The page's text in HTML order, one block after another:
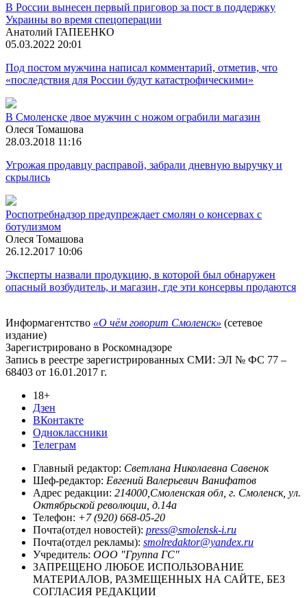
В России вынесен первый приговор за пост в поддержку
Украины во время спецоперации
Анатолий ГАПЕЕНКО
05.03.2022 20:01
Под постом мужчина написал комментарий, отметив, что
«последствия для России будут катастрофическими»
В Смоленске двое мужчин с ножом ограбили магазин
Олеся Томашова
28.03.2018 11:16
Угрожая продавцу расправой, забрали дневную выручку и
скрылись
Роспотребнадзор предупреждает смолян о консервах с
ботулизмом
Олеся Томашова
26.12.2017 10:06
Эксперты назвали продукцию, в которой был обнаружен
опасный возбудитель, и магазин, где эти консервы продаются
Информагентство «О чём говорит Смоленск» (сетевое
издание)
Зарегистрировано в Роскомнадзоре
Запись в реестре зарегистрированных СМИ: ЭЛ № ФС 77 –
68403 от 16.01.2017 г.
18+
Дзен
ВКонтакте
Одноклассники
Телеграм
Главный редактор: Светлана Николаевна Савенок
Шеф-редактор: Евгений Валерьевич Ванифатов
Адрес редакции: 214000,Смоленская обл, г. Смоленск, ул.
Октябрьской революции, д.14а
Телефон: +7 (920) 668-05-20
Почта(отдел новостей): press@smolensk-i.ru
Почта(отдел рекламы): smolredaktor@yandex.ru
Учредитель: ООО "Группа ГС"
ЗАПРЕЩЕНО ЛЮБОЕ ИСПОЛЬЗОВАНИЕ
МАТЕРИАЛОВ, РАЗМЕЩЕННЫХ НА САЙТЕ, БЕЗ
СОГЛАСИЯ РЕДАКЦИИ